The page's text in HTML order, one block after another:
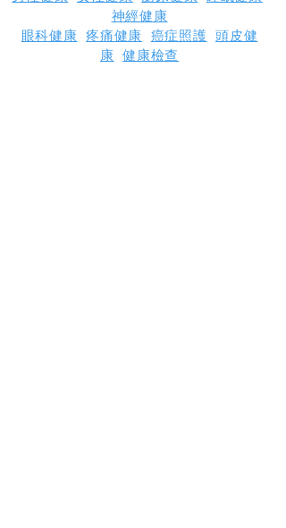
神經健康
眼科健康 疼痛健康 癌症照護 頭皮健
康 健康檢查